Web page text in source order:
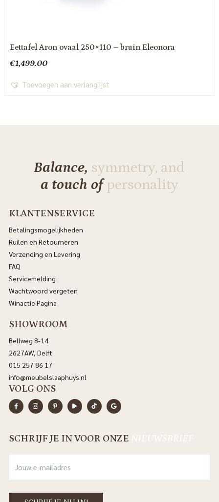
Eettafel Aron ovaal 250×110 – bruin Eleonora
€1,499.00
Toevoegen aan verlanglijst
Balance, symmetry, and
a touch ofpersonality
KLANTENSERVICE
Betalingsmogelijkheden
Ruilen en Retourneren
Verzending en Levering
FAQ
Servicemelding
Wachtwoord vergeten
Winactie Pagina
SHOWROOM
Bellweg 8-14
2627AW, Delft
015 257 86 17
info@meubelslaaphuys.nl
VOLG ONS
SCHRIJF JE IN VOOR ONZE NIEUWSBRIEF